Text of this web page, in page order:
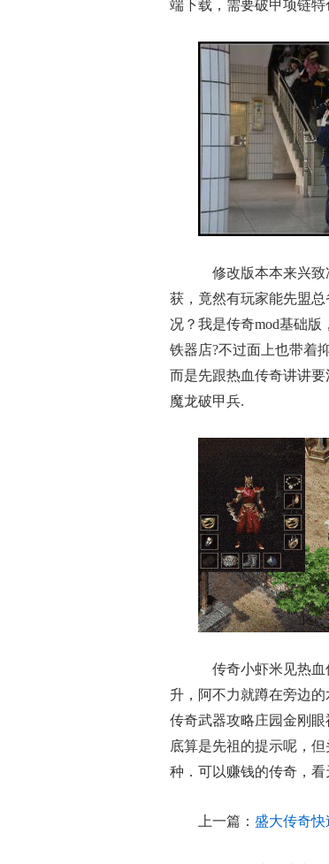
端下载，需要破甲项链
修改版本本来兴致
获，竟然有玩家能先盟
况？我是传奇mod基础
铁器店?不过面上也带着
而是先跟热血传奇讲讲
魔龙破甲兵.
传奇小虾米见热血
升，阿不力就蹲在旁边
传奇武器攻略庄园金刚
底算是先祖的提示呢，
种．可以赚钱的传奇，
上一篇： 盛大传奇